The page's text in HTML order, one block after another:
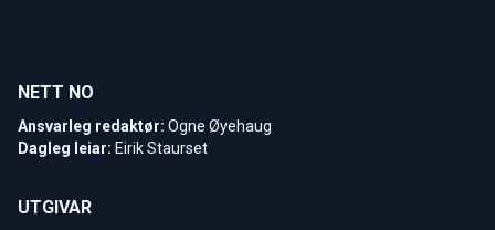
NETT NO
Ansvarleg redaktør: Ogne Øyehaug
Dagleg leiar: Eirik Staurset
UTGIVAR